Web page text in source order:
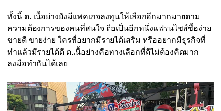
ทั้งนี้ ต. เนื้อย่างยังมีแพคเกจลงทุนให้เลือกอีกมากมายตาม
ความต้องการของคนที่สนใจ ถือเป็นอีกหนึ่งแฟรนไชส์ซื้อง่าย
ขายดี ขายง่าย ใครที่อยากมีรายได้เสริม หรืออยากมีธุรกิจที่
ทำแล้วมีรายได้ดี ต.เนื้อย่างคือทางเลือกที่ดีไม่ต้องคิดมาก
ลงมือทำกันได้เลย